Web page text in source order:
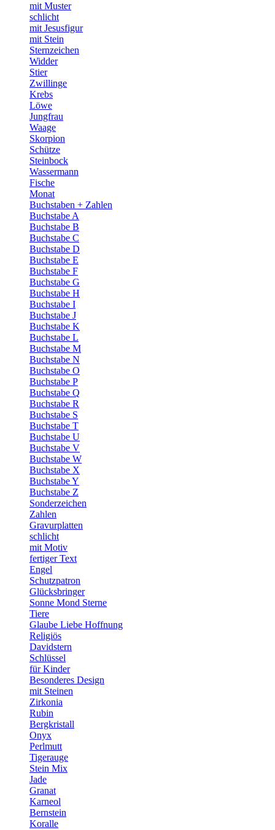
mit Muster
schlicht
mit Jesusfigur
mit Stein
Sternzeichen
Widder
Stier
Zwillinge
Krebs
Löwe
Jungfrau
Waage
Skorpion
Schütze
Steinbock
Wassermann
Fische
Monat
Buchstaben + Zahlen
Buchstabe A
Buchstabe B
Buchstabe C
Buchstabe D
Buchstabe E
Buchstabe F
Buchstabe G
Buchstabe H
Buchstabe I
Buchstabe J
Buchstabe K
Buchstabe L
Buchstabe M
Buchstabe N
Buchstabe O
Buchstabe P
Buchstabe Q
Buchstabe R
Buchstabe S
Buchstabe T
Buchstabe U
Buchstabe V
Buchstabe W
Buchstabe X
Buchstabe Y
Buchstabe Z
Sonderzeichen
Zahlen
Gravurplatten
schlicht
mit Motiv
fertiger Text
Engel
Schutzpatron
Glücksbringer
Sonne Mond Sterne
Tiere
Glaube Liebe Hoffnung
Religiös
Davidstern
Schlüssel
für Kinder
Besonderes Design
mit Steinen
Zirkonia
Rubin
Bergkristall
Onyx
Perlmutt
Tigerauge
Stein Mix
Jade
Granat
Karneol
Bernstein
Koralle